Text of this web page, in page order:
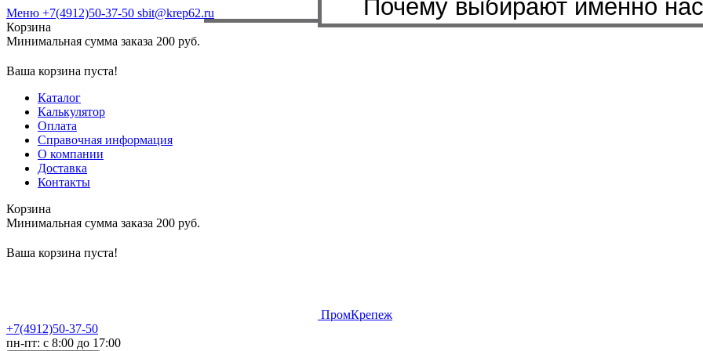
Меню +7(4912)50-37-50 sbit@krep62.ru
Корзина
Минимальная сумма заказа 200 руб.
Ваша корзина пуста!
Каталог
Калькулятор
Оплата
Справочная информация
О компании
Доставка
Контакты
Корзина
Минимальная сумма заказа 200 руб.
Ваша корзина пуста!
ПромКрепеж
+7(4912)50-37-50
пн-пт: с 8:00 до 17:00
Почему выбирают именно